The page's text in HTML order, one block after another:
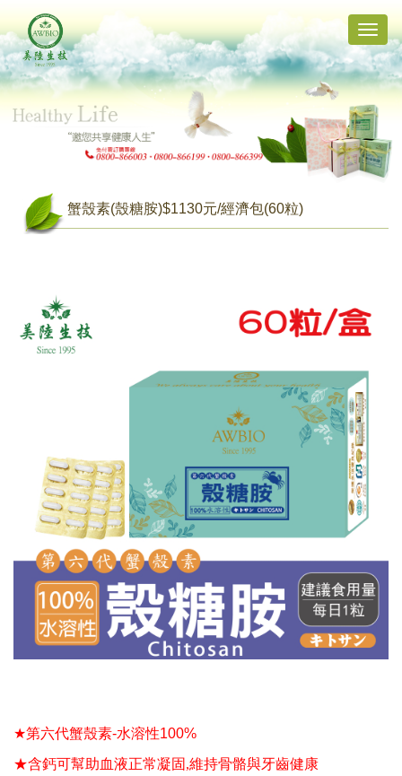
Toggle
蟹殼素(殼糖胺)$1130元/經濟包(60粒)
★第六代蟹殼素-水溶性100%
★含鈣可幫助血液正常凝固 ,維持骨骼與牙齒健康